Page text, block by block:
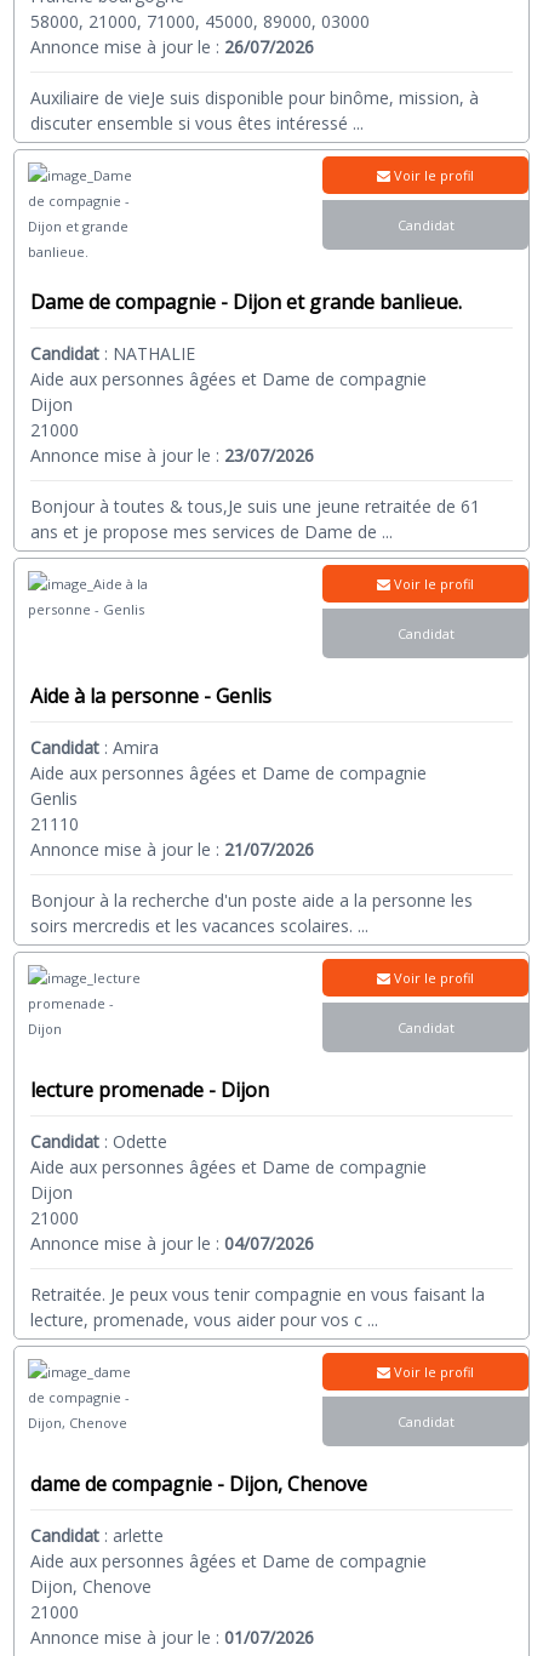
58000, 21000, 71000, 45000, 89000, 03000
Annonce mise à jour le : 26/07/2026
Auxiliaire de vieJe suis disponible pour binôme, mission, à
discuter ensemble si vous êtes intéressé ...
Dame de compagnie - Dijon et grande banlieue.
Candidat : NATHALIE
Aide aux personnes âgées et Dame de compagnie
Dijon
21000
Annonce mise à jour le : 23/07/2026
Bonjour à toutes & tous,Je suis une jeune retraitée de 61
ans et je propose mes services de Dame de ...
Voir le profil
Candidat
Aide à la personne - Genlis
Candidat :Amira
Aide aux personnes âgées et Dame de compagnie
Genlis
21110
Annonce mise à jour le : 21/07/2026
Bonjour à la recherche d'un poste aide a la personne les
soirs mercredis et les vacances scolaires. ...
Voir le profil
Candidat
lecture promenade - Dijon
Candidat :Odette
Aide aux personnes âgées et Dame de compagnie
Dijon
21000
Annonce mise à jour le :04/07/2026
Retraitée. Je peux vous tenir compagnie en vous faisant la
lecture, promenade, vous aider pour vos c ...
Voir le profil
Candidat
dame de compagnie - Dijon, Chenove
Candidat : arlette
Aide aux personnes âgées et Dame de compagnie
Dijon, Chenove
21000
Annonce mise à jour le :01/07/2026
Voir le profil
Candidat